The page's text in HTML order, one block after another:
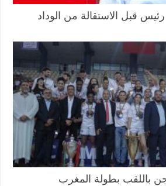
قبل الاستقالة من الوداد
باللقب بطولة المغرب